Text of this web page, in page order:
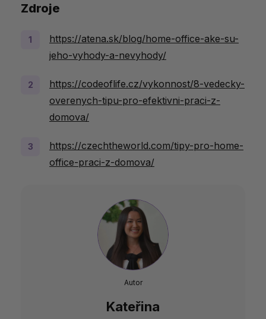
Zdroje
https://atena.sk/blog/home-office-ake-su-
jeho-vyhody-a-nevyhody/
https://codeoflife.cz/vykonnost/8-vedecky-
overenych-tipu-pro-efektivni-praci-z-
domova/
https://czechtheworld.com/tipy-pro-home-
office-praci-z-domova/
Autor
Kateřina